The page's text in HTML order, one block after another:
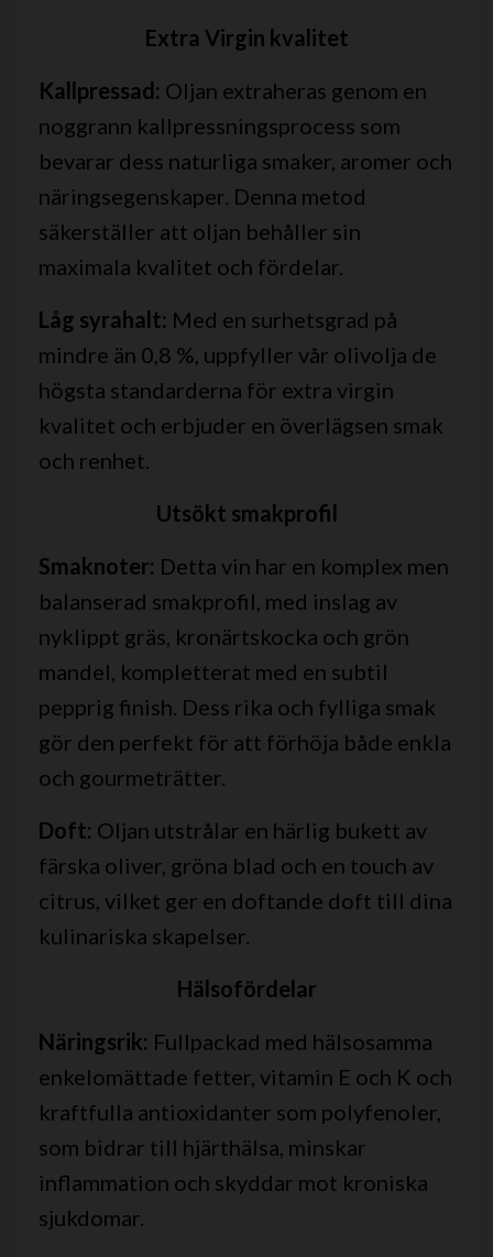
Extra Virgin kvalitet
Kallpressad: Oljan extraheras genom en
noggrann kallpressningsprocess som
bevarar dess naturliga smaker, aromer och
näringsegenskaper. Denna metod
säkerställer att oljan behåller sin
maximala kvalitet och fördelar.
Låg syrahalt: Med en surhetsgrad på
mindre än 0,8 %, uppfyller vår olivolja de
högsta standarderna för extra virgin
kvalitet och erbjuder en överlägsen smak
och renhet.
Utsökt smakprofil
Smaknoter: Detta vin har en komplex men
balanserad smakprofil, med inslag av
nyklippt gräs, kronärtskocka och grön
mandel, kompletterat med en subtil
pepprig finish. Dess rika och fylliga smak
gör den perfekt för att förhöja både enkla
och gourmeträtter.
Doft: Oljan utstrålar en härlig bukett av
färska oliver, gröna blad och en touch av
citrus, vilket ger en doftande doft till dina
kulinariska skapelser.
Hälsofördelar
Näringsrik: Fullpackad med hälsosamma
enkelomättade fetter, vitamin E och K och
kraftfulla antioxidanter som polyfenoler,
som bidrar till hjärthälsa, minskar
inflammation och skyddar mot kroniska
sjukdomar.